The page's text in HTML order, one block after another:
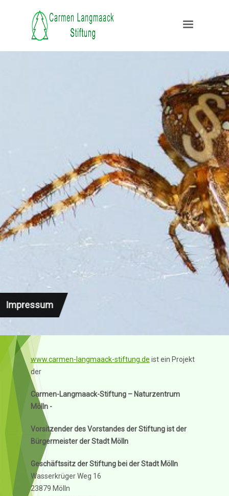
Impressum
www.carmen-langmaack-stiftung.de ist ein Projekt
der
Carmen-Langmaack-Stiftung – Naturzentrum
Mölln -
Vorsitzender des Vorstandes der Stiftung ist der
Bürgermeister der Stadt Mölln
Geschäftssitz der Stiftung bei derStadt Mölln
Wasserkrüger Weg 16
23879 Mölln